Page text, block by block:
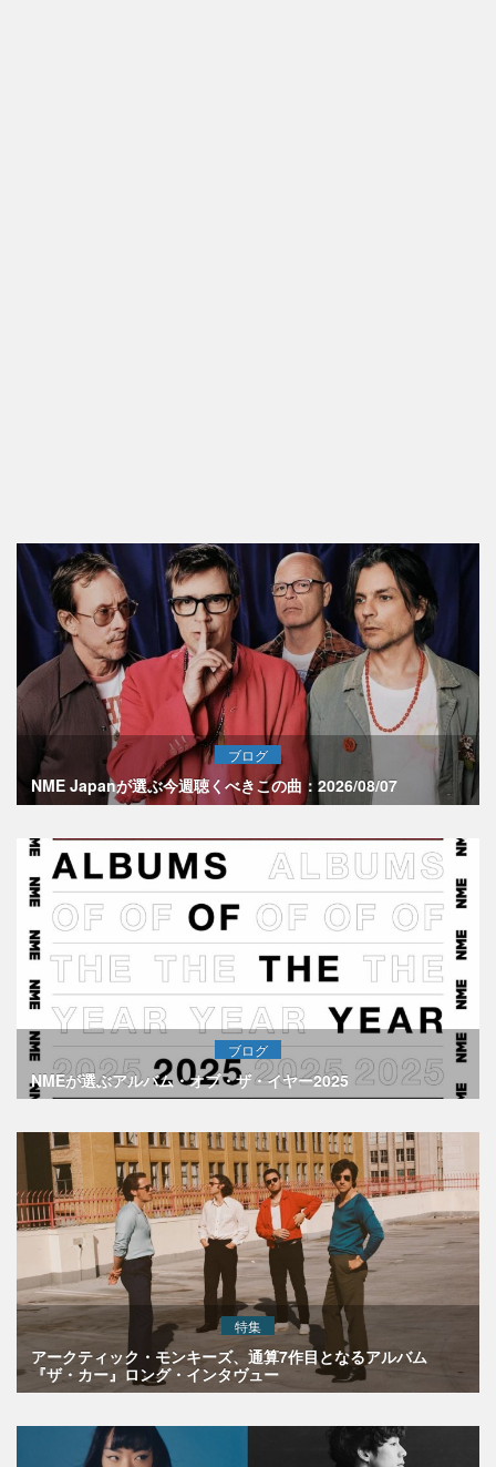
ブログ
NME Japanが選ぶ今週聴くべきこの曲：2026/08/07
ブログ
NMEが選ぶアルバム・オブ・ザ・イヤー2025
特集
アークティック・モンキーズ、通算7作目となるアルバム
『ザ・カー』ロング・インタヴュー